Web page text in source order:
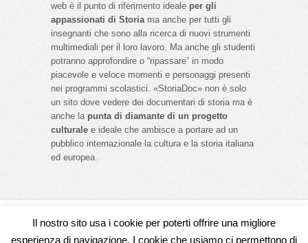
web è il punto di riferimento ideale per gli
appassionati di Storiama anche per tutti gli
insegnanti che sono alla ricerca di nuovi strumenti
multimediali per il loro lavoro. Ma anche gli studenti
potranno approfondire o “ripassare” in modo
piacevole e veloce momenti e personaggi presenti
nei programmi scolastici. «StoriaDoc» non è solo
un sito dove vedere dei documentari di storia ma è
anche la punta di diamante di un progetto
culturale e ideale che ambisce a portare ad un
pubblico internazionale la cultura e la storia italiana
ed europea.
Seguici su
Il nostro sito usa i cookie per poterti offrire una migliore
esperienza di navigazione. I cookie che usiamo ci permettono di